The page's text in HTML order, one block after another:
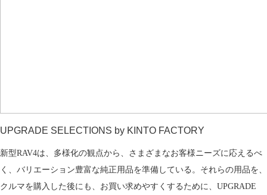
UPGRADE SELECTIONS by KINTO FACTORY
新型RAV4は、多様化の観点から、さまざまなお客様ニーズに応えるべ
く、バリエーション豊富な純正用品を準備している。それらの用品を、
クルマを購入した後にも、お買い求めやすくするために、UPGRADE